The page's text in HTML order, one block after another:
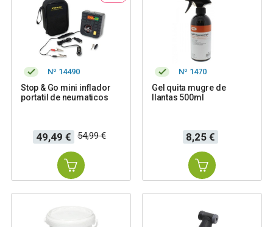
Nº 14490
Stop & Go mini inflador
portatil de neumaticos
Precio
49,49 €
Precio
base
54,99 €
Nº 1470
Gel quita mugre de
llantas 500ml
Precio
8,25 €